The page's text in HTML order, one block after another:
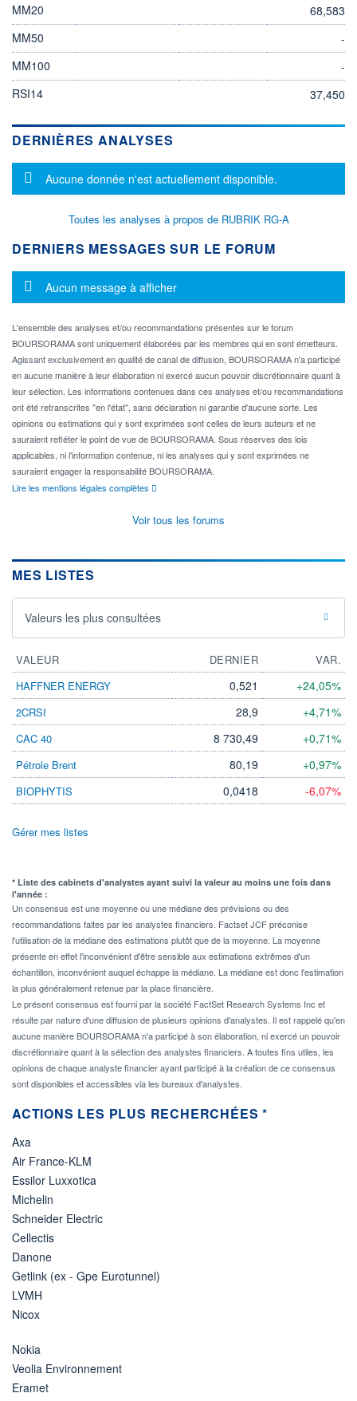
MM20
68,583
MM50
-
MM100
-
RSI14
37,450
DERNIÈRES ANALYSES
Message d'information
Aucune donnée n'est actuellement disponible.
Toutes les analyses à propos de RUBRIK RG-A
DERNIERS MESSAGES SUR LE FORUM
Message d'information
Aucun message à afficher
L'ensemble des analyses et/ou recommandations présentes sur le forum
BOURSORAMA sont uniquement élaborées par les membres qui en sont émetteurs.
Agissant exclusivement en qualité de canal de diffusion, BOURSORAMA n'a participé
en aucune manière à leur élaboration ni exercé aucun pouvoir discrétionnaire quant à
leur sélection. Les informations contenues dans ces analyses et/ou recommandations
ont été retranscrites "en l'état", sans déclaration ni garantie d'aucune sorte. Les
opinions ou estimations qui y sont exprimées sont celles de leurs auteurs et ne
sauraient refléter le point de vue de BOURSORAMA. Sous réserves des lois
applicables, ni l'information contenue, ni les analyses qui y sont exprimées ne
sauraient engager la responsabilité BOURSORAMA.
Lire les mentions légales complètes
Voir tous les forums
MES LISTES
Valeurs les plus consultées
VALEUR DERNIER
VAR.
HAFFNER ENERGY
0,521 +24,05%
2CRSI 28,9 +4,71%
CAC 40 8 730,49 +0,71%
Pétrole Brent 80,19 +0,97%
BIOPHYTIS 0,0418 -6,07%
Gérer mes listes
* Liste des cabinets d'analystes ayant suivi la valeur au moins une fois dans
l'année :
Un consensus est une moyenne ou une médiane des prévisions ou des
recommandations faites par les analystes financiers. Factset JCF préconise
l'utilisation de la médiane des estimations plutôt que de la moyenne. La moyenne
présente en effet l'inconvénient d'être sensible aux estimations extrêmes d'un
échantillon, inconvénient auquel échappe la médiane. La médiane est donc l'estimation
la plus généralement retenue par la place financière.
Le présent consensus est fourni par la société FactSet Research Systems Inc et
résulte par nature d'une diffusion de plusieurs opinions d'analystes. Il est rappelé qu'en
aucune manière BOURSORAMA n'a participé à son élaboration, ni exercé un pouvoir
discrétionnaire quant à la sélection des analystes financiers. A toutes fins utiles, les
opinions de chaque analyste financier ayant participé à la création de ce consensus
sont disponibles et accessibles via les bureaux d'analystes.
ACTIONS LES PLUS RECHERCHÉES *
Axa
Air France-KLM
Essilor Luxxotica
Michelin
Schneider Electric
Cellectis
Danone
Getlink (ex - Gpe Eurotunnel)
LVMH
Nicox
Nokia
Veolia Environnement
Eramet